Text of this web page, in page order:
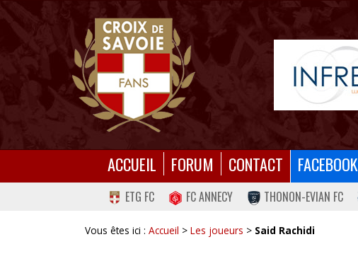
ACCUEIL FORUM CONTACT FACEBOOK
ETG FC FC ANNECY THONON-EVIAN FC
Vous êtes ici : Accueil > Les joueurs > Said Rachidi